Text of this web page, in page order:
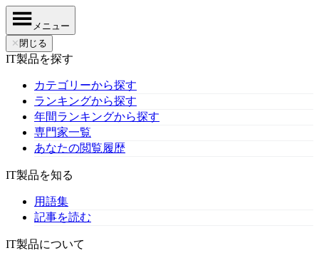
メニュー
✕ 閉じる
IT製品を探す
カテゴリーから探す
ランキングから探す
年間ランキングから探す
専門家一覧
あなたの閲覧履歴
IT製品を知る
用語集
記事を読む
IT製品について